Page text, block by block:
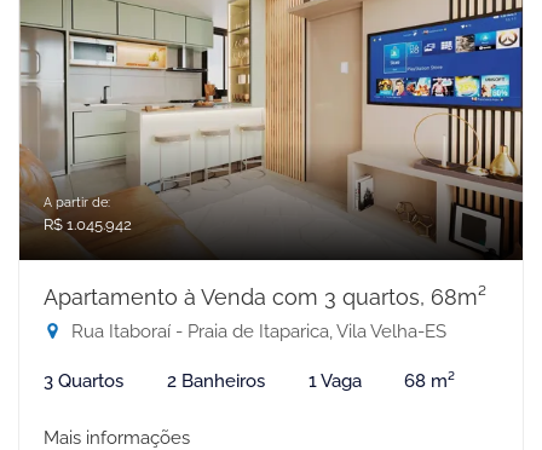
A partir de:
R$ 1.045.942
Apartamento à Venda com 3 quartos, 68m²
Rua Itaboraí - Praia de Itaparica, Vila Velha-ES
3 Quartos 2 Banheiros 1 Vaga 68 m²
Mais informações